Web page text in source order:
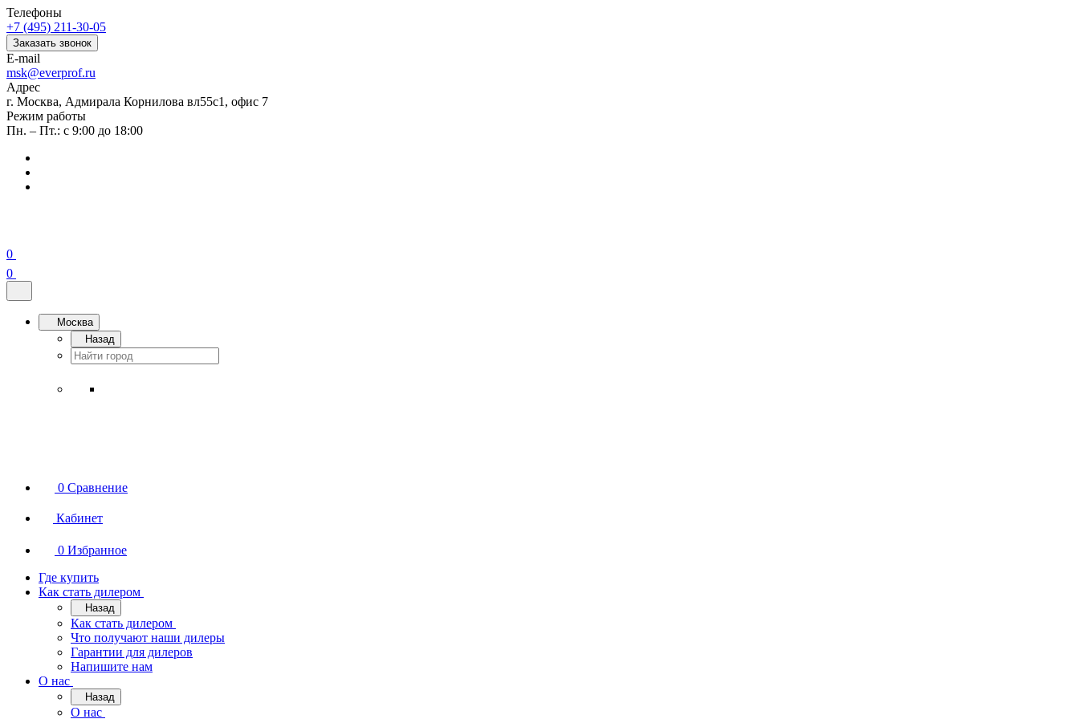
Телефоны
+7 (495) 211-30-05
Заказать звонок
E-mail
msk@everprof.ru
Адрес
г. Москва, Адмирала Корнилова вл55с1, офис 7
Режим работы
Пн. – Пт.: с 9:00 до 18:00
0
0
Москва
Назад
0 Сравнение
Кабинет
0 Избранное
Где купить
Как стать дилером
Назад
Как стать дилером
Что получают наши дилеры
Гарантии для дилеров
Напишите нам
О нас
Назад
О нас